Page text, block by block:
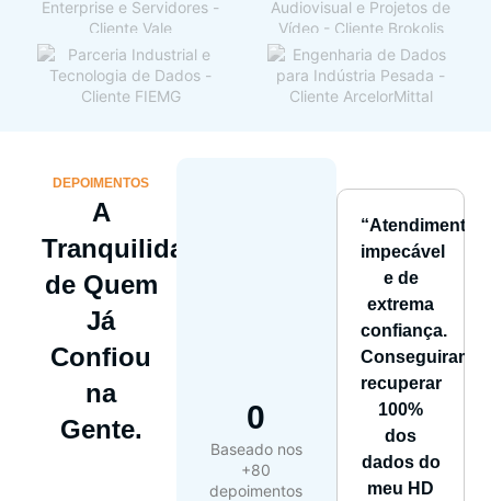
DEPOIMENTOS
A
Tranquilidade
de Quem
Já
Confiou
na
Gente.
0
Baseado nos
+80
depoimentos
“Atendimento
impecável
e de
extrema
confiança.
Conseguiram
recuperar
100%
dos
dados do
meu HD